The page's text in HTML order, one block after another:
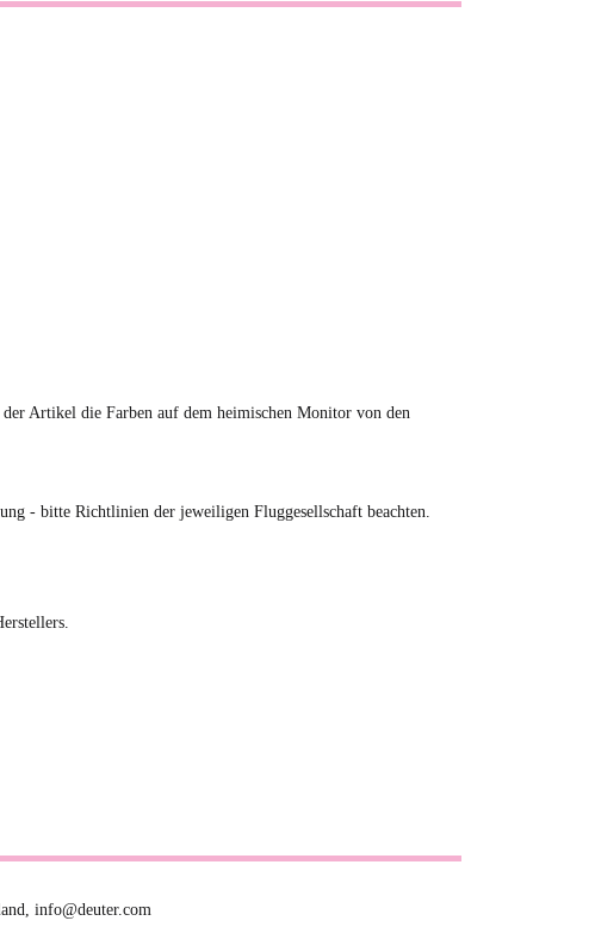
Artikel die Farben auf dem heimischen Monitor von den
- bitte Richtlinien der jeweiligen Fluggesellschaft beachten.
info@deuter.com